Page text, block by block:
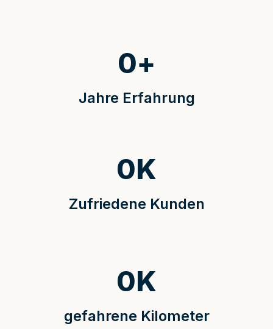
Jahre Erfahrung
0+
Zufriedene Kunden
0K
gefahrene Kilometer
0K